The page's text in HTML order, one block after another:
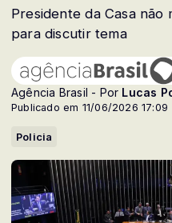
Presidente da Casa
para discutir tema
Agência Brasil - Por Lucas
Publicado em 11/06/2026 17:09
Policia